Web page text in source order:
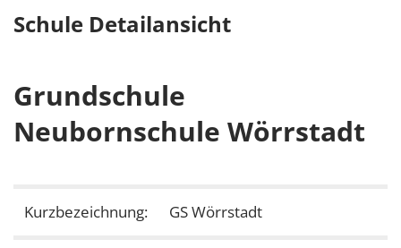
Schule Detailansicht
Grundschule
Neubornschule Wörrstadt
Kurzbezeichnung: GS Wörrstadt